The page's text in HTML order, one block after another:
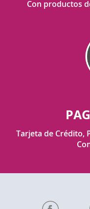
Con productos
Tarjeta de Crédito,